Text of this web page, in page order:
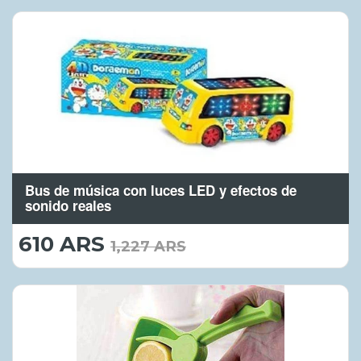
Bus de música con luces LED y efectos de
sonido reales
610 ARS 610.00
ARS
1,227 ARS